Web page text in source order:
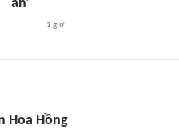
án'
1 giờ
Hoa Hồng